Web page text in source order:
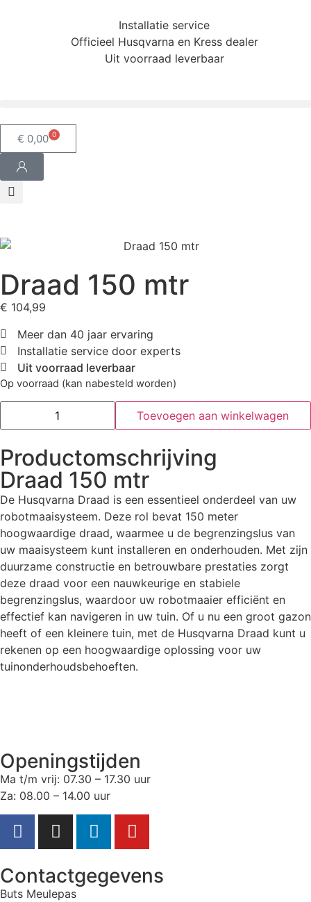
Installatie service
Officieel Husqvarna en Kress dealer
Uit voorraad leverbaar
€ 0,00 0
Draad 150 mtr
€ 104,99
Meer dan 40 jaar ervaring
Installatie service door experts
Uit voorraad leverbaar
Op voorraad (kan nabesteld worden)
Toevoegen aan winkelwagen
Productomschrijving
Draad 150 mtr
De Husqvarna Draad is een essentieel onderdeel van uw
robotmaaisysteem. Deze rol bevat 150 meter
hoogwaardige draad, waarmee u de begrenzingslus van
uw maaisysteem kunt installeren en onderhouden. Met zijn
duurzame constructie en betrouwbare prestaties zorgt
deze draad voor een nauwkeurige en stabiele
begrenzingslus, waardoor uw robotmaaier efficiënt en
effectief kan navigeren in uw tuin. Of u nu een groot gazon
heeft of een kleinere tuin, met de Husqvarna Draad kunt u
rekenen op een hoogwaardige oplossing voor uw
tuinonderhoudsbehoeften.
Openingstijden
Ma t/m vrij: 07.30 – 17.30 uur
Za: 08.00 – 14.00 uur
Contactgegevens
Buts Meulepas